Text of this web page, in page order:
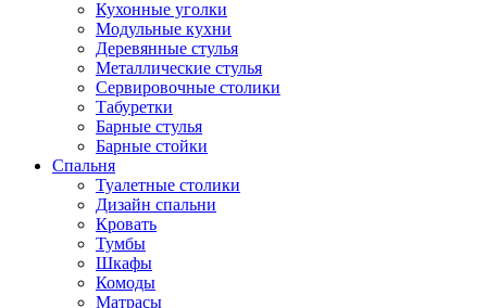
Кухонные уголки
Модульные кухни
Деревянные стулья
Металлические стулья
Сервировочные столики
Табуретки
Барные стулья
Барные стойки
Спальня
Туалетные столики
Дизайн спальни
Кровать
Тумбы
Шкафы
Комоды
Матрасы